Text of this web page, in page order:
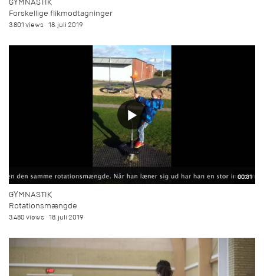
Forskellige flikmodtagninger
3.801 views 18. juli 2019
00:31
GYMNASTIK
Rotationsmængde
3.480 views 18. juli 2019